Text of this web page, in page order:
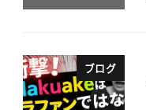
ブログ